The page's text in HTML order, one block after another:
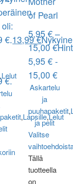
Lelut
€.13,99€
€.
,Lapsille,Lelut
of Pearl
5,95€–
15,00€
5,95 € -
15,00 €
Askartelu
ja
puuhapaketit,
ja pelit
Valitse
Tällä
tuotteella
on